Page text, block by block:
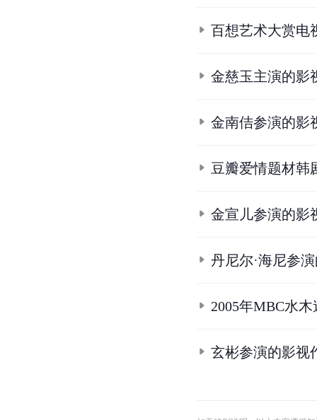
百想艺术大赏电
金慈玉主演的影
金南佶参演的影
豆瓣爱情题材韩
金宣儿参演的影
丹尼尔·海尼参
2005年MBC水
玄彬参演的影视